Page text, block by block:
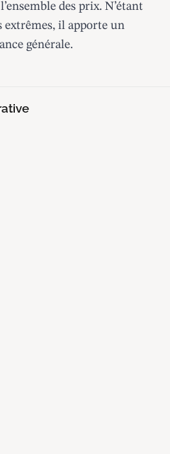
des prix. N’étant
extrêmes, il apporte un
générale.